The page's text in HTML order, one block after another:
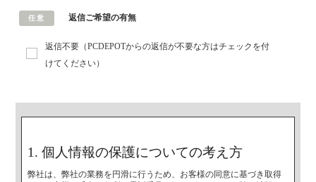
任意 返信ご希望の有無
返信不要（PCDEPOTからの返信が不要な方はチェックを付
けてください）
1. 個人情報の保護についての考え方
弊社は、弊社の業務を円滑に行うため、お客様の同意に基づき取得